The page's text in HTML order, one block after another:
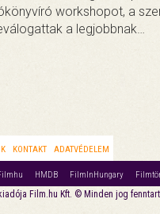
workshopot, a
a legjobbnak…
KONTAKT ADATVÉDELEM
HMDB FilmInHungary
kiadója Film.hu Kft. © Minden jog